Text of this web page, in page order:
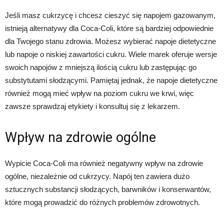
Jeśli masz cukrzycę i chcesz cieszyć się napojem gazowanym,
istnieją alternatywy dla Coca-Coli, które są bardziej odpowiednie
dla Twojego stanu zdrowia. Możesz wybierać napoje dietetyczne
lub napoje o niskiej zawartości cukru. Wiele marek oferuje wersje
swoich napojów z mniejszą ilością cukru lub zastępując go
substytutami słodzącymi. Pamiętaj jednak, że napoje dietetyczne
również mogą mieć wpływ na poziom cukru we krwi, więc
zawsze sprawdzaj etykiety i konsultuj się z lekarzem.
Wpływ na zdrowie ogólne
Wypicie Coca-Coli ma również negatywny wpływ na zdrowie
ogólne, niezależnie od cukrzycy. Napój ten zawiera dużo
sztucznych substancji słodzących, barwników i konserwantów,
które mogą prowadzić do różnych problemów zdrowotnych.